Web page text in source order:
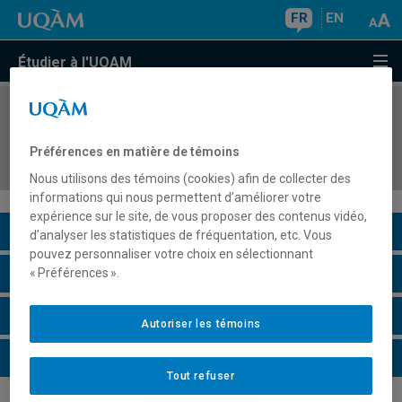
FR EN
Étudier à l'UQAM
COURS//
collectionnement et de la patrimonialisation
Description du cours
Horaire - Été 2026
Horaire - Automne 2026
Horaire - Hiver 2027
Préférences en matière de témoins
Nous utilisons des témoins (cookies) afin de collecter des
informations qui nous permettent d’améliorer votre
expérience sur le site, de vous proposer des contenus vidéo,
d’analyser les statistiques de fréquentation, etc. Vous
pouvez personnaliser votre choix en sélectionnant
« Préférences ».
Tout refuser
Autoriser les témoins